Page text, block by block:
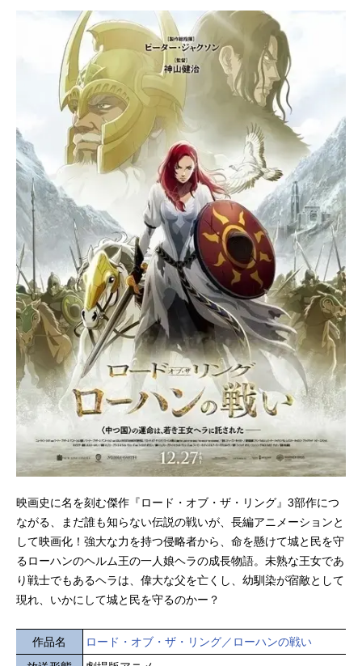
映画史に名を刻む傑作『ロード・オブ・ザ・リング』3部作につ
ながる、まだ誰も知らない伝説の戦いが、長編アニメーションと
して映画化！強大な力を持つ侵略者から、命を懸けて城と民を守
るローハンのヘルム王の一人娘ヘラの成長物語。未熟な王女であ
り戦士でもあるヘラは、偉大な父を亡くし、幼馴染が宿敵として
現れ、いかにして城と民を守るのかー？
作品名
ロード・オブ・ザ・リング／ローハンの戦い